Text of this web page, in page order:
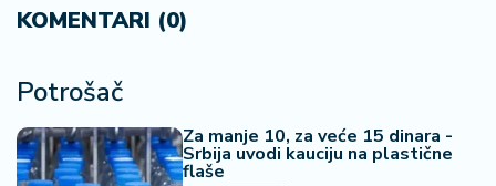
KOMENTARI (0)
Potrošač
Za manje 10, za veće 15 dinara -
Srbija uvodi kauciju na plastične
flaše